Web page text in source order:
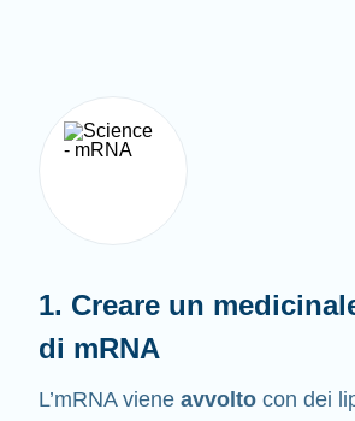
1. Creare un
di mRNA
L’mRNA viene avvolto con dei